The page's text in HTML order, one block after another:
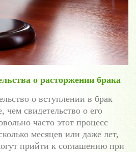
о расторжении брака
о вступлении в брак
чем свидетельство о его
часто этот процесс
месяцев или даже лет,
прийти к соглашению при